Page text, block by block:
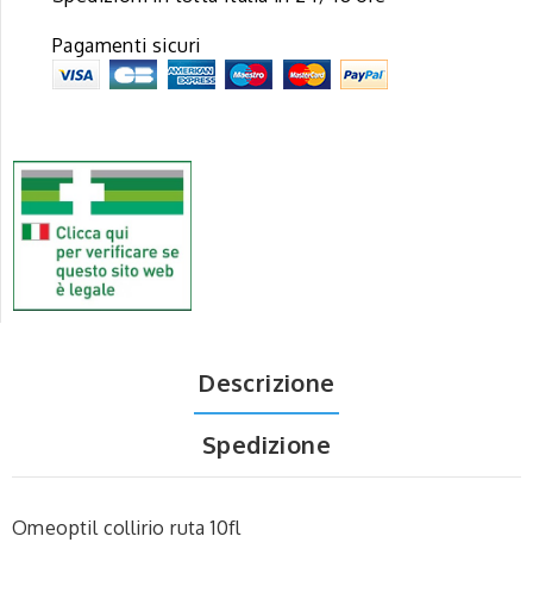
Pagamenti sicuri
Descrizione
Spedizione
Omeoptil collirio ruta 10fl